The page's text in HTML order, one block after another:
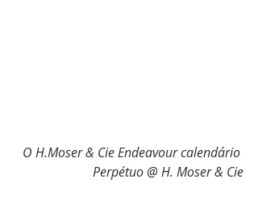
O H.Moser & Cie Endeavour calendário
Perpétuo @ H. Moser & Cie